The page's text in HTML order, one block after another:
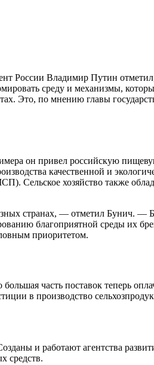
России Владимир Путин
среду и механизмы,
Это, по мнению главы
он привел российскую
качественной и
хозяйство также
странах, — отметил Бунич. —
благоприятной среды их
приоритетом.
часть поставок теперь
в производство
и работают агентства
средств.